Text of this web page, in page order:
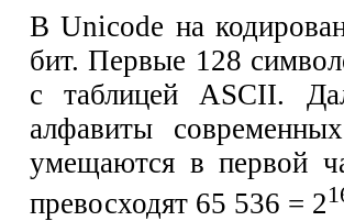
В Unicode на
бит. Первые 128
с таблицей ASCII.
алфавиты
умещаются в первой
превосходят 65 536 = 2